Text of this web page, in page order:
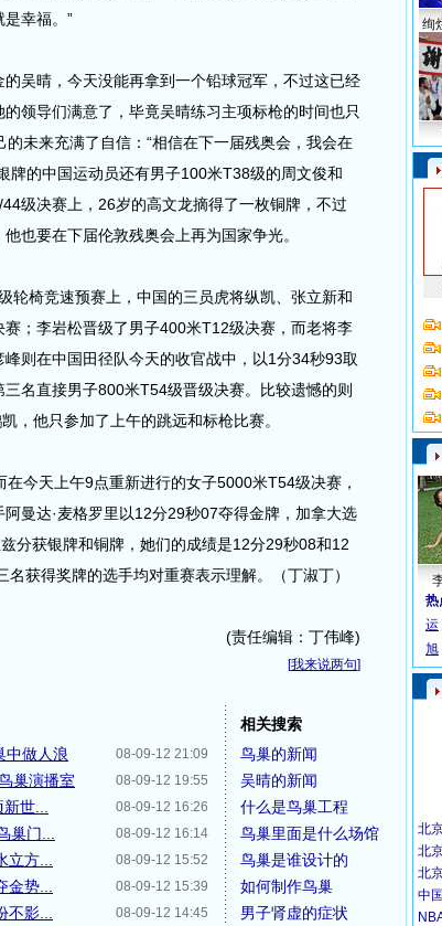
幸福。”
晴，今天没能再拿到一个铅球冠军，不过这已经
领导们满意了，毕竟吴晴练习主项标枪的时间也只
未来充满了自信：“相信在下一届残奥会，我会在
牌的中国运动员还有男子100米T38级的周文俊和
级决赛上，26岁的高文龙摘得了一枚铜牌，不过
也要在下届伦敦残奥会上再为国家争光。
椅竞速预赛上，中国的三员虎将纵凯、张立新和
；李岩松晋级了男子400米T12级决赛，而老将李
则在中国田径队今天的收官战中，以1分34秒93取
名直接男子800米T54级晋级决赛。比较遗憾的则
，他只参加了上午的跳远和标枪比赛。
天上午9点重新进行的女子5000米T54级决赛，
曼达·麦格罗里以12分29秒07夺得金牌，加拿大选
分获银牌和铜牌，她们的成绩是12分29秒08和12
获得奖牌的选手均对重赛表示理解。（丁淑丁）
(责任编辑：丁伟峰)
[我来说两句]
08-09-12 21:09
中做人浪
08-09-12 19:55
巢演播室
08-09-12 16:26
世...
08-09-12 16:14
巢门...
08-09-12 15:52
方...
08-09-12 15:39
势...
08-09-12 14:45
影...
相关搜索
鸟巢的新闻
吴晴的新闻
什么是鸟巢工程
鸟巢里面是什么场馆
鸟巢是谁设计的
如何制作鸟巢
男子肾虚的症状
绚
热
运
旭
北
北
北
中